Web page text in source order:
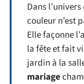
Dans l’univers
couleur n’est
Elle façonne
la fête et fait
jardin à la
mariage